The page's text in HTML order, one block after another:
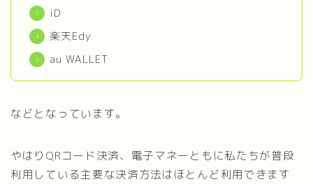
iD
楽天Edy
au WALLET
などとなっています。
やはりQRコード決済、電子マネーともに私たちが普段
利用している主要な決済方法はほとんど利用できます